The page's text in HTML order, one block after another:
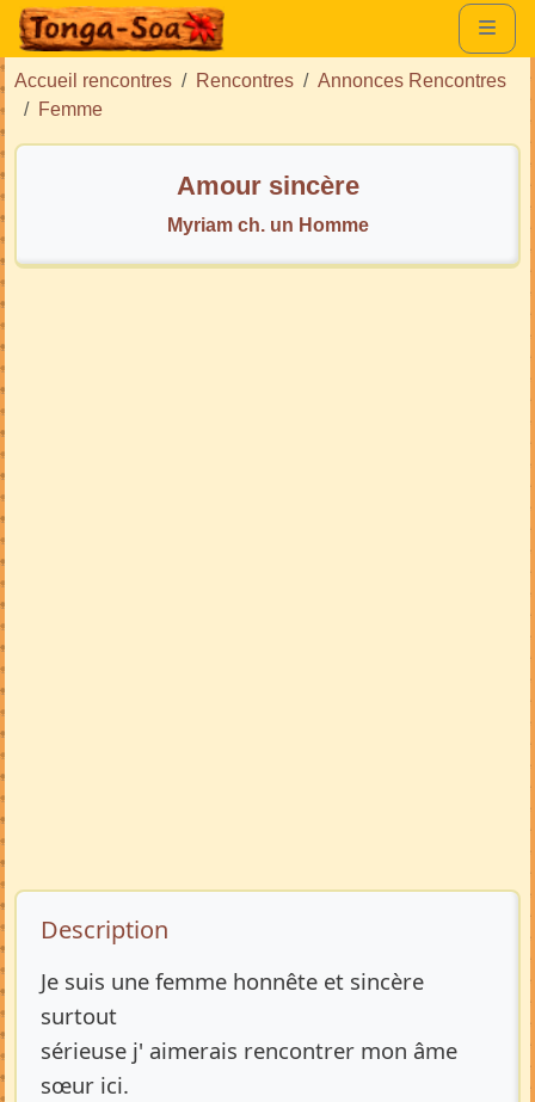
Accueil rencontres Rencontres
Annonces Rencontres
Femme
Amour sincère
Myriam ch. un Homme
Description de l’annonce
Description
Je suis une femme honnête et sincère
surtout
sérieuse j' aimerais rencontrer mon âme
sœur ici.